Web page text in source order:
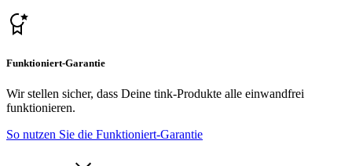
Funktioniert-Garantie
Wir stellen sicher, dass Deine tink-Produkte alle einwandfrei
funktionieren.
So nutzen Sie die Funktioniert-Garantie